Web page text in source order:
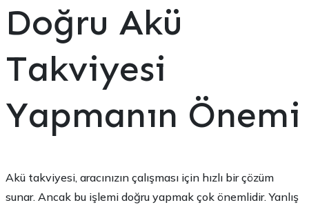
Doğru Akü
Takviyesi
Yapmanın Önemi
Akü takviyesi, aracınızın çalışması için hızlı bir çözüm
sunar. Ancak bu işlemi doğru yapmak çok önemlidir. Yanlış